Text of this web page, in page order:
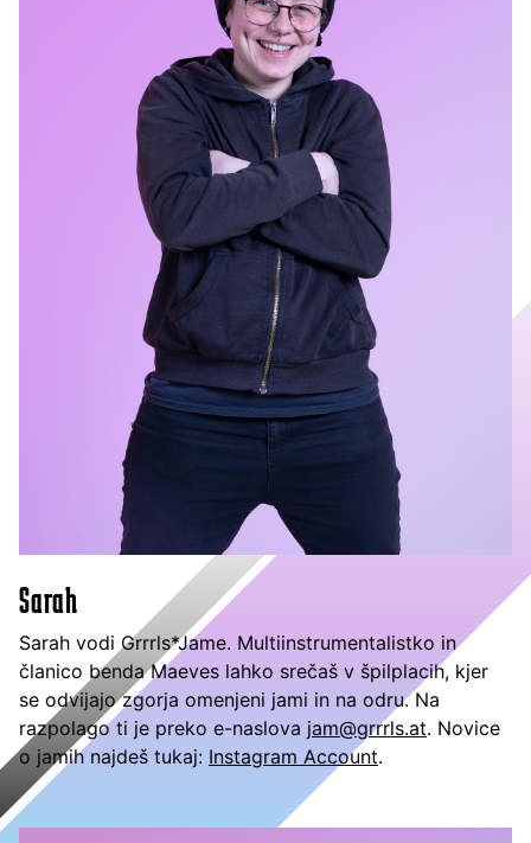
Sarah
Sarah vodi Grrrls*Jame. Multiinstrumentalistko in
članico benda Maeves lahko srečaš v špilplacih, kjer
se odvijajo zgorja omenjeni jami in na odru. Na
razpolago ti je preko e-naslova jam@grrrls.at. Novice
o jamih najdeš tukaj: Instagram Account.